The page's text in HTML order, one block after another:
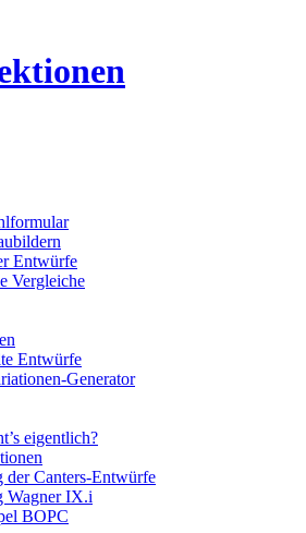
Entwürfe
Vergleiche
Entwürfe
Generator
eigentlich?
der Canters-Entwürfe
Wagner IX.i
BOPC